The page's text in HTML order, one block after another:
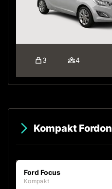
3 4
Kompakt Fordon
Ford Focus
Kompakt